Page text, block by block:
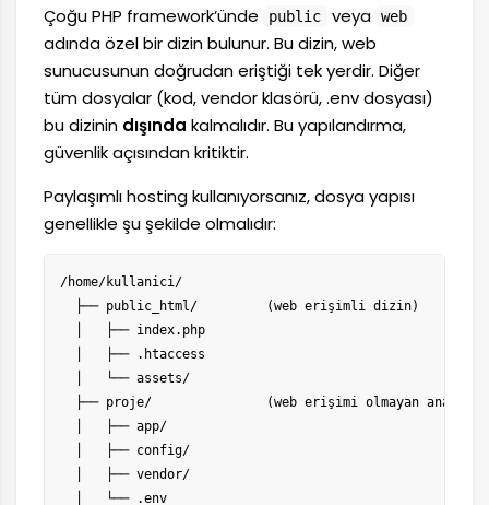
Çoğu PHP framework’ünde public veya web
adında özel bir dizin bulunur. Bu dizin, web
sunucusunun doğrudan eriştiği tek yerdir. Diğer
tüm dosyalar (kod, vendor klasörü, .env dosyası)
bu dizinin dışında kalmalıdır. Bu yapılandırma,
güvenlik açısından kritiktir.
Paylaşımlı hosting kullanıyorsanız, dosya yapısı
genellikle şu şekilde olmalıdır:
/home/kullanici/
  ├── public_html/         (web erişimli dizin)
  │   ├── index.php
  │   ├── .htaccess
  │   └── assets/
├── proje/               (web erişimi olmayan ana
  │   ├── app/
  │   ├── config/
  │   ├── vendor/
  │   └── .env